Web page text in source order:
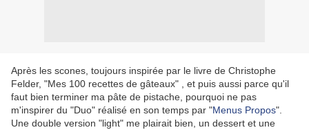
Après les scones, toujours inspirée par le livre de Christophe
Felder, "Mes 100 recettes de gâteaux" , et puis aussi parce qu'il
faut bien terminer ma pâte de pistache, pourquoi ne pas
m'inspirer du "Duo" réalisé en son temps par "Menus Propos".
Une double version "light" me plairait bien, un dessert et une